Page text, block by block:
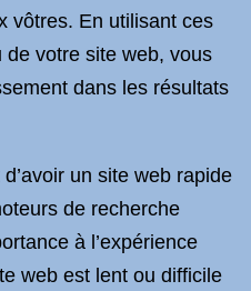
vôtres. En utilisant ces
votre site web, vous
dans les résultats
un site web rapide
de recherche
à l’expérience
web est lent ou difficile